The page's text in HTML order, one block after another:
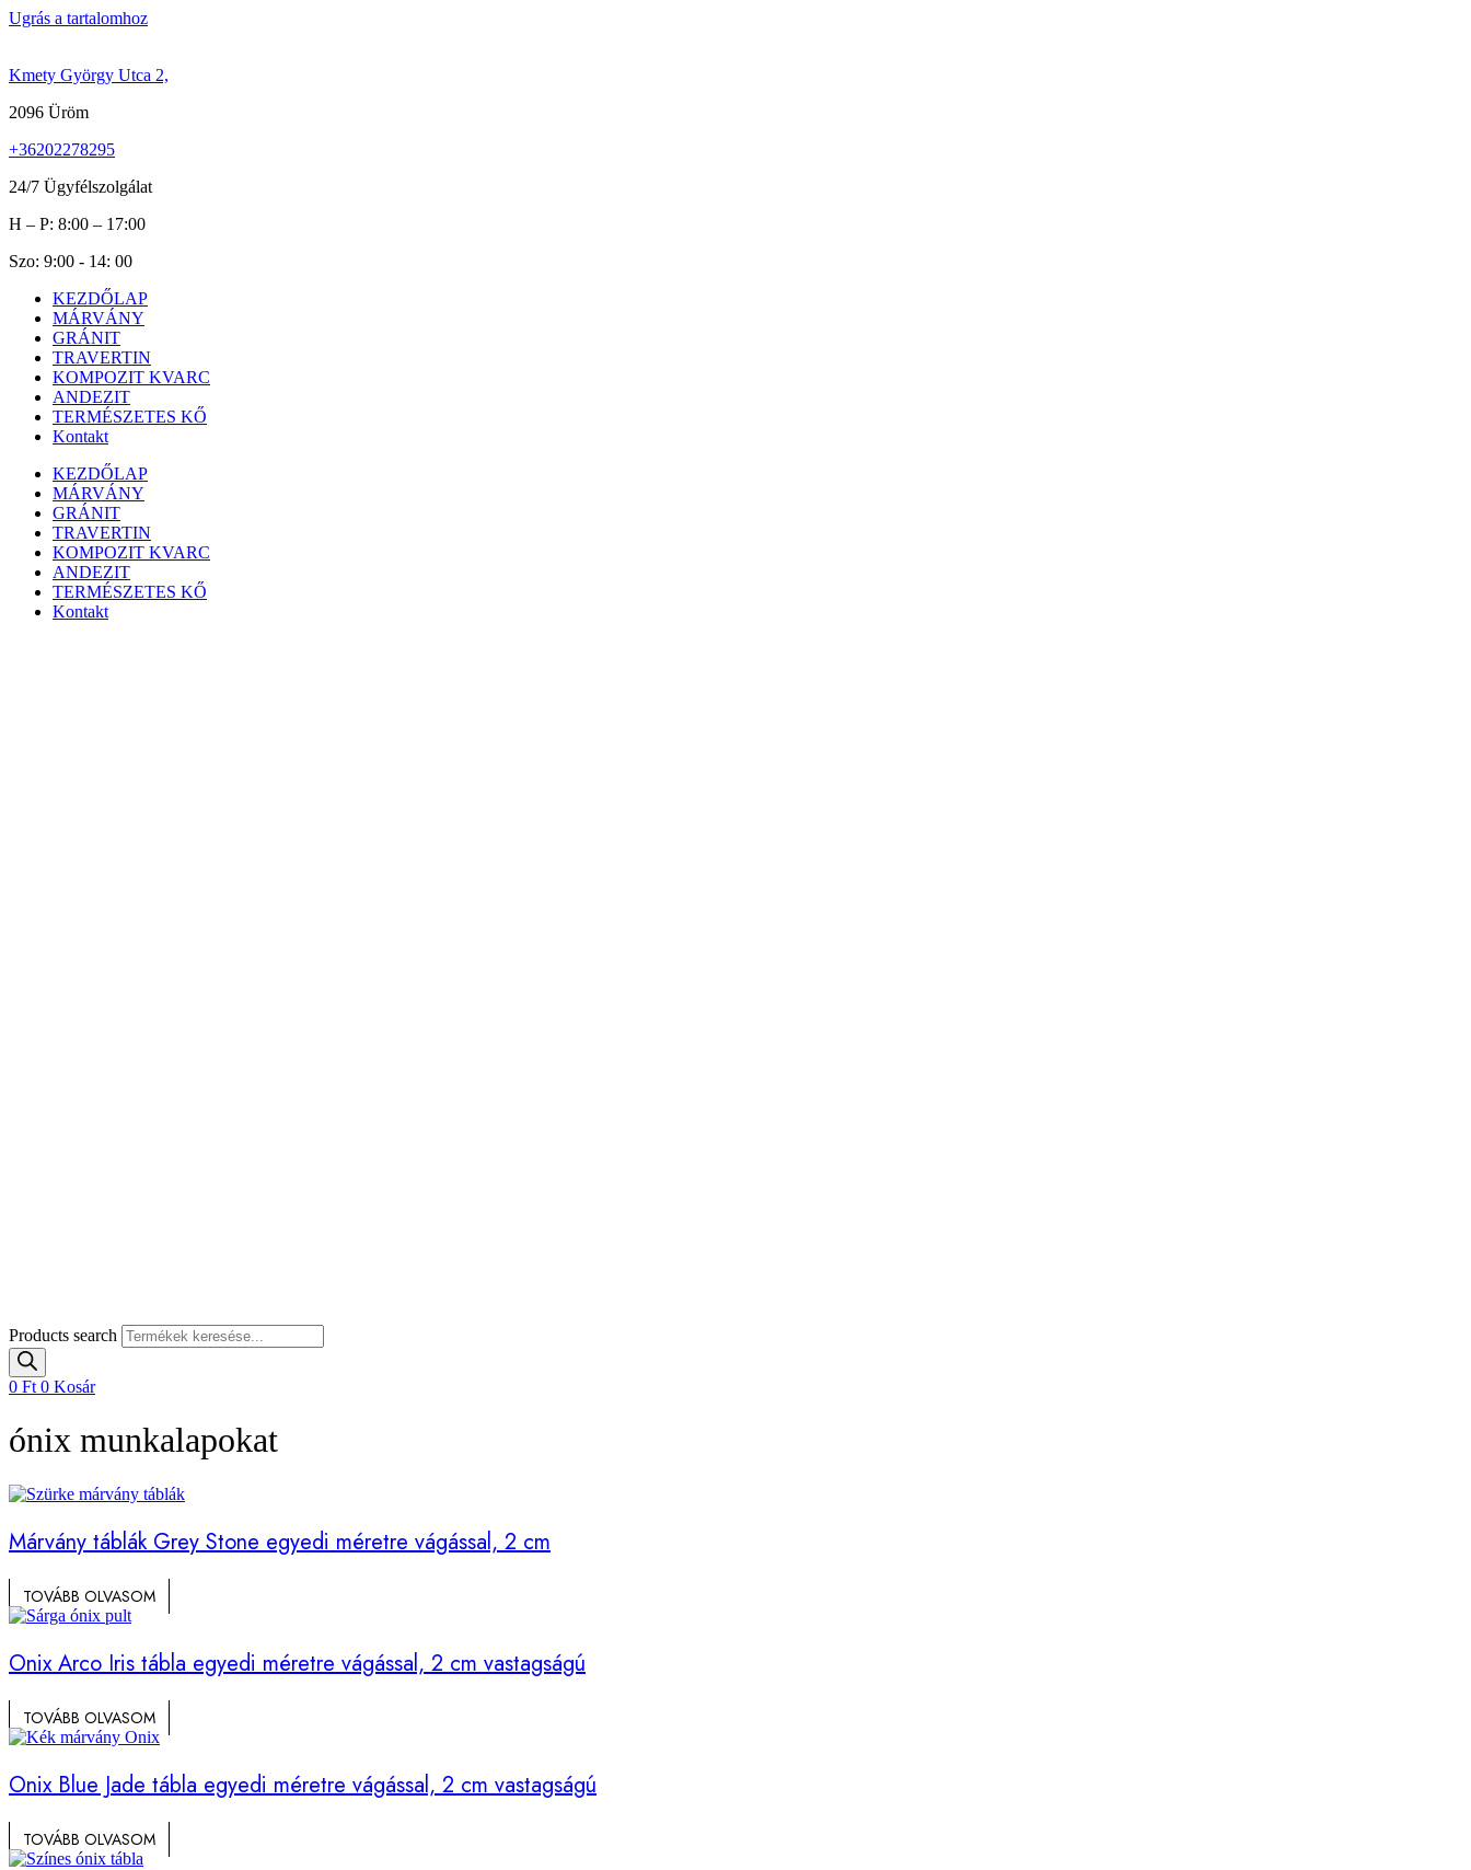
Ugrás a tartalomhoz
Kmety György Utca 2,
2096 Üröm
+36202278295
24/7 Ügyfélszolgálat
H – P: 8:00 – 17:00
Szo: 9:00 - 14: 00
KEZDŐLAP
MÁRVÁNY
GRÁNIT
TRAVERTIN
KOMPOZIT KVARC
ANDEZIT
TERMÉSZETES KŐ
Kontakt
KEZDŐLAP
MÁRVÁNY
GRÁNIT
TRAVERTIN
KOMPOZIT KVARC
ANDEZIT
TERMÉSZETES KŐ
Kontakt
Products search
0 Ft 0 Kosár
ónix munkalapokat
Márvány táblák Grey Stone egyedi méretre vágással, 2 cm
TOVÁBB OLVASOM
Onix Arco Iris tábla egyedi méretre vágással, 2 cm vastagságú
TOVÁBB OLVASOM
Onix Blue Jade tábla egyedi méretre vágással, 2 cm vastagságú
TOVÁBB OLVASOM